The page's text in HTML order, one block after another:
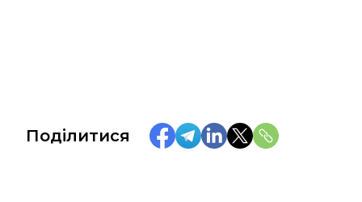
Поділитися